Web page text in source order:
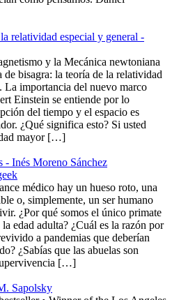
relatividad especial y general -
y la Mecánica newtoniana
de bisagra: la teoría de la relatividad
La importancia del nuevo marco
Einstein se entiende por lo
del tiempo y el espacio es
¿Qué significa esto? Si usted
mayor […]
- Inés Moreno Sánchez
médico hay un hueso roto, una
o, simplemente, un ser humano
¿Por qué somos el único primate
edad adulta? ¿Cuál es la razón por
a pandemias que deberían
¿Sabías que las abuelas son
[…]
Sapolsky